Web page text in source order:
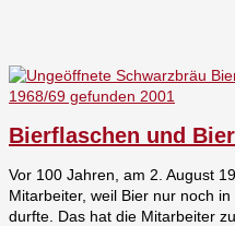
Bierflaschen und
Vor 100 Jahren, am 2. August
Mitarbeiter, weil Bier nur noch
durfte. Das hat die Mitarbeiter